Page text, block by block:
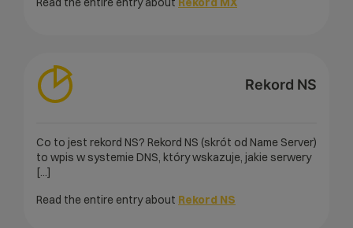
Rekord NS
Co to jest rekord NS? Rekord NS (skrót od Name Server)
to wpis w systemie DNS, który wskazuje, jakie serwery
[...]
Read the entire entry about Rekord NS